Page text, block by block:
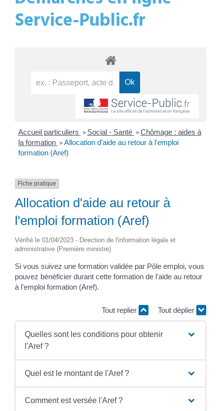
Service-Public.fr
Accueil particuliers > Social - Santé > Chômage : aides à
la formation > Allocation d'aide au retour à l'emploi
formation (Aref)
Fiche pratique
Allocation d'aide au retour à
l'emploi formation (Aref)
Vérifié le 01/04/2023 - Direction de l'information légale et
administrative (Première ministre)
Si vous suivez une formation validée par Pôle emploi, vous
pouvez bénéficier durant cette formation de l'aide au retour
à l'emploi formation (Aref).
Tout replier Tout déplier
Quelles sont les conditions pour obtenir
l'Aref ?
Quel est le montant de l'Aref ?
Comment est versée l'Aref ?